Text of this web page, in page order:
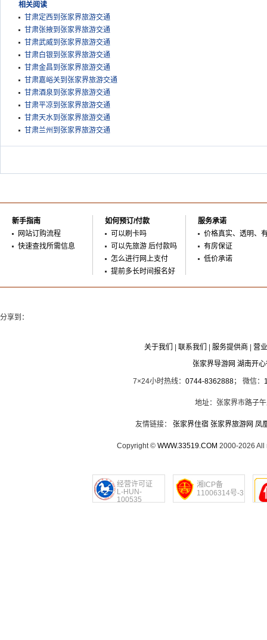
相关阅读
甘肃定西到张家界旅游交通
甘肃张掖到张家界旅游交通
甘肃武威到张家界旅游交通
甘肃白银到张家界旅游交通
甘肃金昌到张家界旅游交通
甘肃嘉峪关到张家界旅游交通
甘肃酒泉到张家界旅游交通
甘肃平凉到张家界旅游交通
甘肃天水到张家界旅游交通
甘肃兰州到张家界旅游交通
新手指南
网站订购流程
快速查找所需信息
如何预订/付款
可以刷卡吗
可以先旅游 后付款吗
怎么进行网上支付
提前多长时间报名好
服务承诺
价格真实、透明、
有房保证
低价承诺
分享到：
关于我们 联系我们 服务提供商
营
张家界导游网 湖南开
7×24小时热线： 0744-8362888； 微信：
地址：张家界市路子
友情链接： 张家界住宿 张家界旅游网 凤
Copyright © WWW.33519.COM 2000-2026 All
经营许可证
L-HUN-
100535
湘ICP备
11006314号-3